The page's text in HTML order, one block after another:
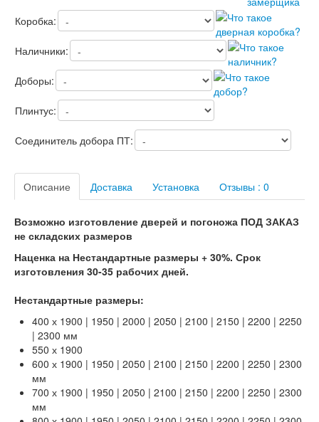
Лабиринт Классик Шагрень
Лабиринт Кредор
Лабиринт Лаб Про
Лабиринт Лайн Вайт
Лабиринт Леолаб
Лабиринт Лофт
Лабиринт Норд Плюс
Лабиринт Нью Йорк
Лабиринт Пиано Смарт 2.0
Лабиринт Платинум
Лабиринт Роял
Лабиринт Сильвер
Лабиринт Сияна
Лабиринт Скайлаб
Лабиринт Смартлаб
Лабиринт Соналаб
Лабиринт Термолайт
Лабиринт Трендо
Лабиринт Тундра Плюс
Лабиринт Урбан
Лабиринт Фрост
Лабиринт Шторм
Коробка:
Наличники:
Доборы:
Плинтус:
Соединитель добора ПТ:
Описание Доставка Установка Отзывы : 0
Возможно изготовление дверей и погоножа ПОД ЗАКАЗ
не складских размеров
Наценка на Нестандартные размеры + 30%. Срок
изготовления 30-35 рабочих дней.
Нестандартные размеры:
400 х 1900 | 1950 | 2000 | 2050 | 2100 | 2150 | 2200 | 2250
| 2300 мм
550 х 1900
600 х 1900 | 1950 | 2050 | 2100 | 2150 | 2200 | 2250 | 2300
мм
700 х 1900 | 1950 | 2050 | 2100 | 2150 | 2200 | 2250 | 2300
мм